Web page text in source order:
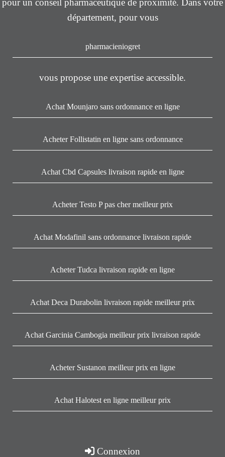
pour un conseil pharmaceutique de proximité. Dans votre
département, pour vous
pharmacieniogret
vous propose une expertise accessible.
Achat Mounjaro sans ordonnance en ligne
Acheter Follistatin en ligne sans ordonnance
Achat Cbd Capsules livraison rapide en ligne
Acheter Testo P pas cher meilleur prix
Achat Modafinil sans ordonnance livraison rapide
Acheter Tudca livraison rapide en ligne
Achat Deca Durabolin livraison rapide meilleur prix
Achat Garcinia Cambogia meilleur prix livraison rapide
Acheter Sustanon meilleur prix en ligne
Achat Halotest en ligne meilleur prix
Connexion